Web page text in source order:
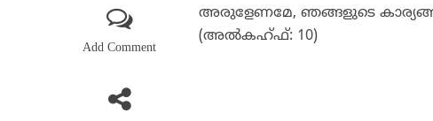
Add Comment
അരുളേണമേ, ഞങ്ങളുടെ
(അല്‍കഹ്ഫ്: 10)